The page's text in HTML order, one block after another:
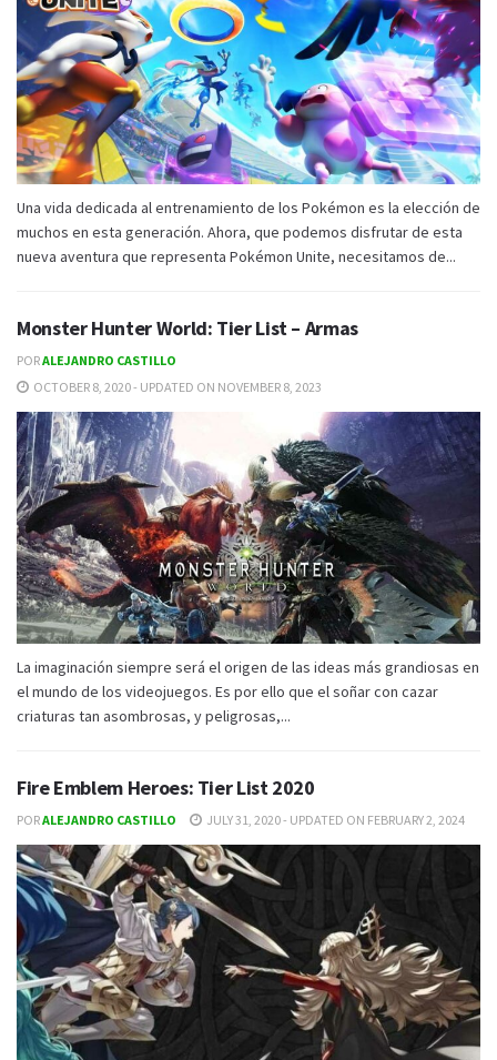
Una vida dedicada al entrenamiento de los Pokémon es la elección de
muchos en esta generación. Ahora, que podemos disfrutar de esta
nueva aventura que representa Pokémon Unite, necesitamos de...
Monster Hunter World: Tier List – Armas
PORALEJANDRO CASTILLO
OCTOBER 8, 2020 - UPDATED ON NOVEMBER 8, 2023
La imaginación siempre será el origen de las ideas más grandiosas en
el mundo de los videojuegos. Es por ello que el soñar con cazar
criaturas tan asombrosas, y peligrosas,...
Fire Emblem Heroes: Tier List 2020
PORALEJANDRO CASTILLO JULY 31, 2020 - UPDATED ON FEBRUARY 2, 2024